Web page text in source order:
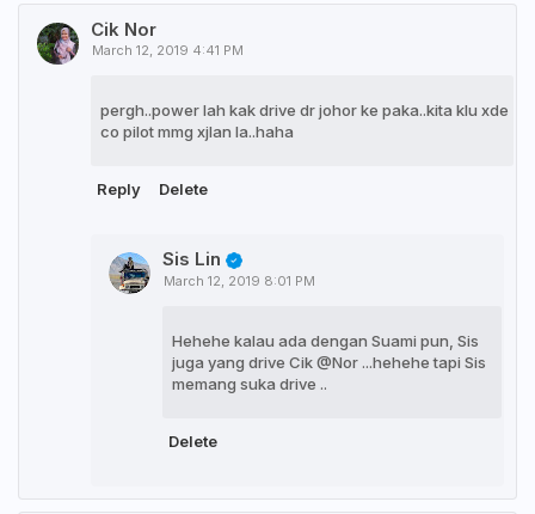
Cik Nor
March 12, 2019 4:41 PM
pergh..power lah kak drive dr johor ke paka..kita klu xde
co pilot mmg xjlan la..haha
Reply Delete
Sis Lin
March 12, 2019 8:01 PM
Hehehe kalau ada dengan Suami pun, Sis
juga yang drive Cik @Nor ...hehehe tapi Sis
memang suka drive ..
Delete